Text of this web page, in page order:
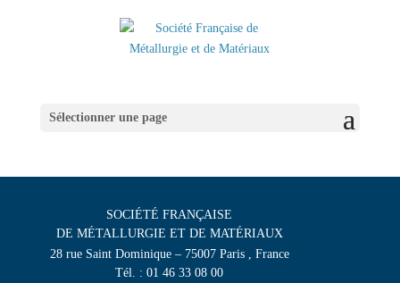
Sélectionner une page
SOCIÉTÉ FRANÇAISE
DE MÉTALLURGIE ET DE MATÉRIAUX
28 rue Saint Dominique – 75007 Paris , France
Tél. : 01 46 33 08 00